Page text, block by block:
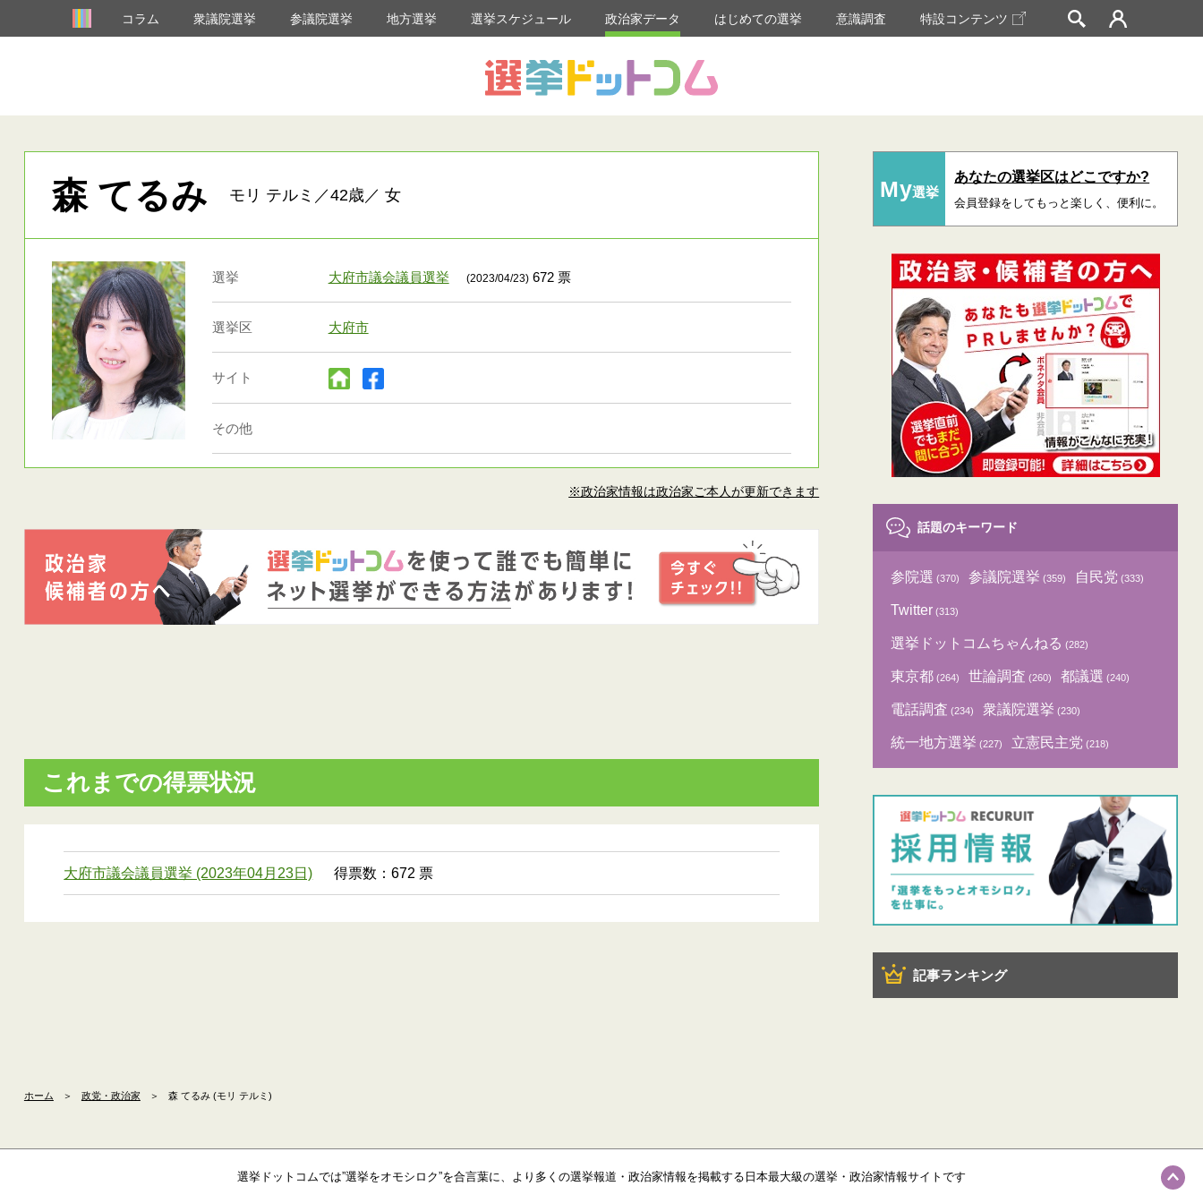
コラム 衆議院選挙 参議院選挙 地方選挙 選挙スケジュール 政治家データ はじめての選挙 意識調査 特設コンテンツ
森 てるみ モリ テルミ／42歳／ 女
選挙 大府市議会議員選挙 (2023/04/23)672 票
選挙区 大府市
サイト
その他
※政治家情報は政治家ご本人が更新できます
これまでの得票状況
大府市議会議員選挙 (2023年04月23日) 得票数：672 票
My選挙
あなたの選挙区はどこですか?
会員登録をしてもっと楽しく、便利に。
話題のキーワード
参院選 (370) 参議院選挙 (359) 自民党 (333)
Twitter (313)
選挙ドットコムちゃんねる (282)
東京都 (264) 世論調査 (260) 都議選 (240)
電話調査 (234) 衆議院選挙 (230)
統一地方選挙 (227) 立憲民主党 (218)
記事ランキング
ホーム ＞ 政党・政治家 ＞ 森 てるみ (モリ テルミ)
選挙ドットコムでは”選挙をオモシロク”を合言葉に、より多くの選挙報道・政治家情報を掲載する日本最大級の選挙・政治家情報サイトです